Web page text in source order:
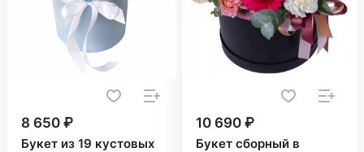
8 650 ₽
Букет из 19 кустовых
10 690 ₽
Букет сборный в